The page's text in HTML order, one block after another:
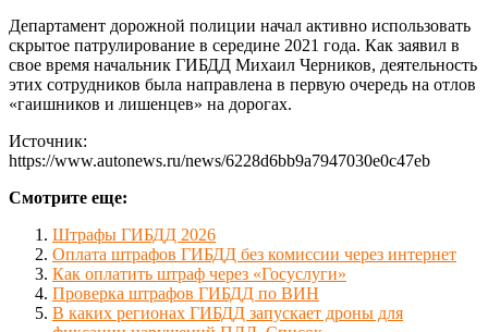
Департамент дорожной полиции начал активно использовать
скрытое патрулирование в середине 2021 года. Как заявил в
свое время начальник ГИБДД Михаил Черников, деятельность
этих сотрудников была направлена в первую очередь на отлов
«гаишников и лишенцев» на дорогах.
Источник:
https://www.autonews.ru/news/6228d6bb9a7947030e0c47eb
Смотрите еще:
Штрафы ГИБДД 2026
Оплата штрафов ГИБДД без комиссии через интернет
Как оплатить штраф через «Госуслуги»
Проверка штрафов ГИБДД по ВИН
В каких регионах ГИБДД запускает дроны для